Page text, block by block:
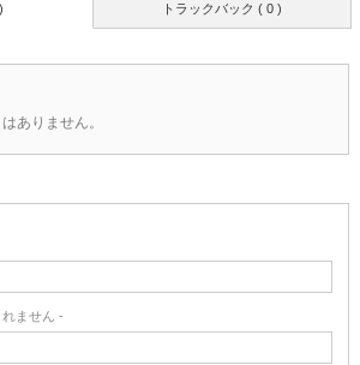
トラックバック ( 0 )
ありません。
ません -